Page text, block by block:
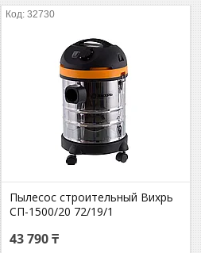
32730
Пылесос строительный Вихрь
СП-1500/20 72/19/1
43 790 ₸